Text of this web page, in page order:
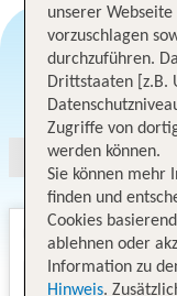
unserer
vorzuschlagen
durchzuführen.
Drittstaaten [z.B.
Zugriffe von
werden können.
Sie können mehr
finden und
Cookies
ablehnen oder
Information zu
Hinweis.